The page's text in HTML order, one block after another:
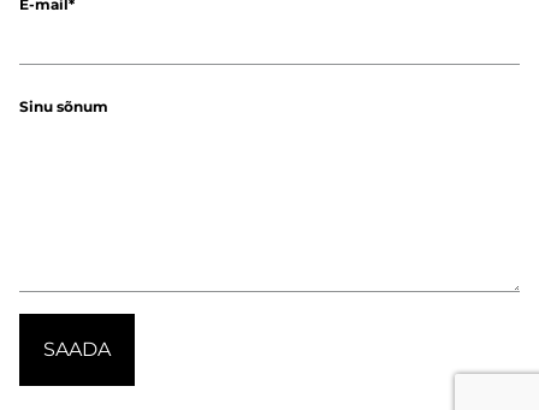
E-mail
Sinu sõnum